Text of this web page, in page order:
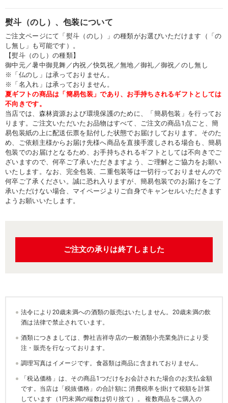
熨斗（のし）、包装について
ご注文ページにて「熨斗（のし）」の種類がお選びいただけます（「の
し無し」も可能です）。
【熨斗（のし）の種類】
御中元／暑中御見舞／内祝／快気祝／無地／御礼／御祝／のし無し
※「仏のし」は承っておりません。
※「名入れ」は承っておりません。
夏ギフトの商品は「簡易包装」であり、お手持ちされるギフトとしては
不向きです。
当店では、森林資源および環境保護のために、「簡易包装」を行ってお
ります。ご注文いただいたお品物はすべて、ご注文の商品1点ごと、簡
易包装紙の上に配送伝票を貼付した状態でお届けしております。そのた
め、ご依頼主様からお届け先様へ商品を直接手渡しされる場合も、簡易
包装でのお届けとなるため、お手持ちされるギフトとしては不向きでご
ざいますので、何卒ご了承いただきますよう、ご理解とご協力をお願い
いたします。なお、完全包装、二重包装等は一切行っておりませんので
何卒ご了承ください。誠に恐れ入りますが、簡易包装でのお届けをご了
承いただけない場合、マイページよりご自身でキャンセルいただきます
ようお願いいたします。
ご注文の承りは終了しました
法令により20歳未満への酒類の販売はいたしません。20歳未満の飲
酒は法律で禁止されています。
酒類につきましては、弊社吉祥寺店の一般酒類小売業免許により受
注・販売を行なっております。
調理写真はイメージです。食器類は商品に含まれておりません。
「税込価格」は、その商品1つだけをお会計された場合のお支払金額
です。当店は「税抜価格」の合計額に 消費税率を掛けて税額を計算
しています（1円未満の端数は切り捨て）。 複数商品をご購入の